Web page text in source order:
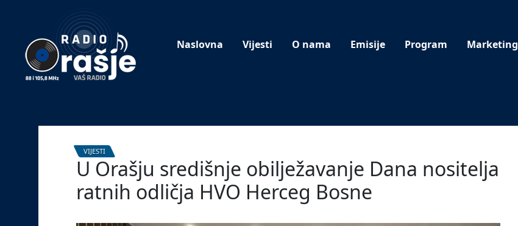
website!
Naslovna Vijesti O nama Emisije Program Marketing
VIJESTI
U Orašju središnje obilježavanje Dana nositelja
ratnih odličja HVO Herceg Bosne